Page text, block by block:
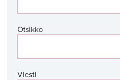
Otsikko
Viesti